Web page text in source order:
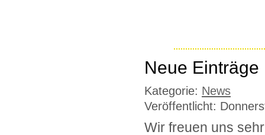
Neue
Kategorie: News
Veröffentlicht:
Wir freuen uns